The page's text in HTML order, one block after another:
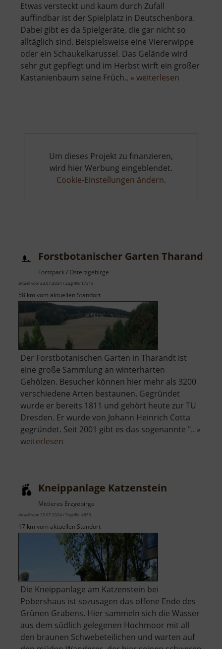
Etwas versteckt und kaum durch Zufall
auffindbar ist der Spielplatz in Deutschenbora.
Dabei gibt es da Spielgeräte, die gar nicht so
alltäglich sind. Beispielsweise eine Viererwippe
oder ein Schaukelkarussel. Das Gelände wird
sehr gut gepflegt und im Herbst wirft ein großer
Kastanienbaum seine Früch.. » weiterlesen
Um dieses Projekt zu finanzieren,
wird hier Werbung eingeblendet.
Cookie-Einstellungen ändern.
Forstbotanischer Garten Tharandt
Forstpark / Osterzgebirge
aktuell vom 23.07.2024 / Zugriffe: 17318
58 km vom aktuellen Standort
Der Forstbotanischen Garten in Tharandt ist
eine große Sammlung an winterharten
Gehölzen. Besucher können hier mehr als 3200
verschiedene Arten bestaunen. Gegründet
wurde er bereits 1811 und gehört heute zur TU
Dresden. Er wurde von Johann Heinrich Cotta
gegründet. Seit 2001 gibt es das sogenannte ".. »
weiterlesen
Kneippanlage Katzenstein
Mittleres Erzgebirge
aktuell vom 23.07.2024 / Zugriffe: 4853
17 km vom aktuellen Standort
Die Kneippanlage am Katzenstein bei
Pobershaus ist sozusagen das offene Ende des
Grünen Grabens. Hier sammeln sich die Wasser
aus dem südlich gelegenen Hochmoor mit all
den braunen Schwebeteilichen und warten auf